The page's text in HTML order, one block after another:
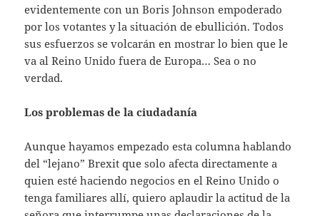
evidentemente con un Boris Johnson empoderado
por los votantes y la situación de ebullición. Todos
sus esfuerzos se volcarán en mostrar lo bien que le
va al Reino Unido fuera de Europa… Sea o no
verdad.
Los problemas de la ciudadanía
Aunque hayamos empezado esta columna hablando
del “lejano” Brexit que solo afecta directamente a
quien esté haciendo negocios en el Reino Unido o
tenga familiares allí, quiero aplaudir la actitud de la